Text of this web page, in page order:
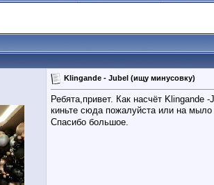
Klingande - Jubel (ищу минусовку)
Ребята,привет. Как насчёт Klingande
киньте сюда пожалуйста или на
Спасибо большое.